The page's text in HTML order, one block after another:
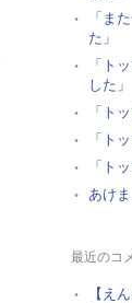
「ま
た」
「ト
した」
「ト
「ト
「ト
あけ
最近のコ
【え